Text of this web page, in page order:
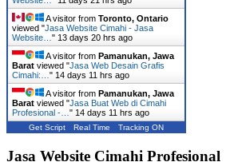
A visitor from Toronto, Ontario
viewed "Jasa Website Cimahi - Jasa
Website… " 13 days 20 hrs ago
A visitor from Pamanukan, Jawa
Barat viewed "Jasa Web Desain Grafis
Cimahi:… " 14 days 11 hrs ago
A visitor from Pamanukan, Jawa
Barat viewed "Jasa Buat Web di Cimahi
Profesional -… " 14 days 11 hrs ago
Get Script Real Time Tracking ON
Jasa Website Cimahi Profesional